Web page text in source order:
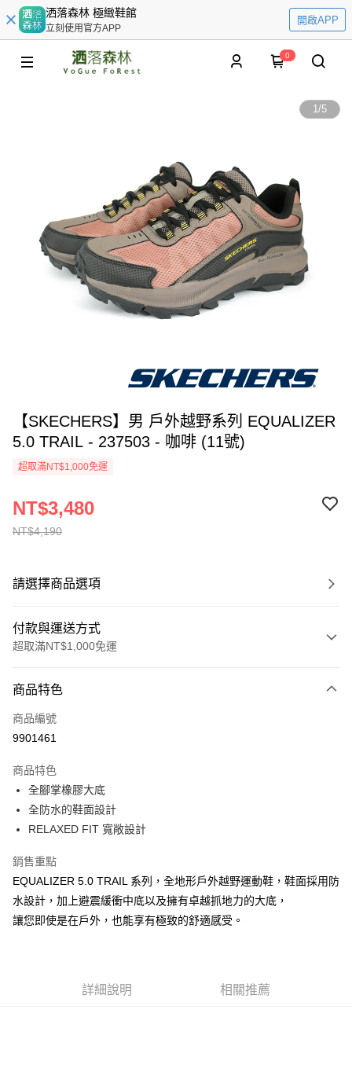
洒落森林 極緻鞋館
立刻使用官方APP
開啟APP
0
1/5
【SKECHERS】男 戶外越野系列 EQUALIZER
5.0 TRAIL - 237503 - 咖啡 (11號)
超取滿NT$1,000免運
NT$4,190
NT$3,480
請選擇商品選項
付款與運送方式
超取滿NT$1,000免運
信用卡一次付款
超商取貨付款
運送方式
全家取貨付款
每筆NT$60，滿NT$1,000(含以上)免運費
每筆NT$60，滿NT$1,000(含以上)免運費
宅配
每筆NT$80，滿NT$1,000(含以上)免運費
商品特色
商品編號
9901461
商品特色
全腳掌橡膠大底
全防水的鞋面設計
RELAXED FIT 寬敞設計
銷售重點
EQUALIZER 5.0 TRAIL 系列，全地形戶外越野運動鞋，鞋面採用防
水設計，加上避震緩衝中底以及擁有卓越抓地力的大底，
讓您即使是在戶外，也能享有極致的舒適感受。
詳細說明 相關推薦